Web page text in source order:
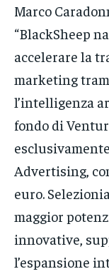
Marco
“BlackSheep
accelerare la
marketing
l’intelligenza
fondo di
Advertising,
euro.
maggior
innovative,
l’espansione